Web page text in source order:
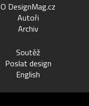
O DesignMag.cz
Autoři
Archiv
Soutěž
Poslat design
English